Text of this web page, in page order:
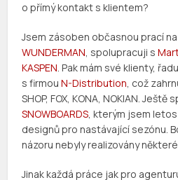
o přímý kontakt s klientem?
Jsem zásoben občasnou prací
WUNDERMAN, spolupracuji s
KASPEN. Pak mám své klienty,
s firmouN-Distribution, což
SHOP, FOX, KONA, NOKIAN.
SNOWBOARDS, kterým jsem
designů pro nastávající sezónu.
názoru nebyly realizovány
Jinak každá práce jak pro